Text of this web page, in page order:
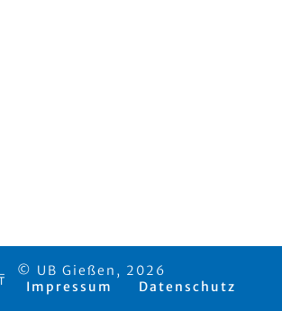
© UB Gießen, 2026
Impressum
Datenschutz